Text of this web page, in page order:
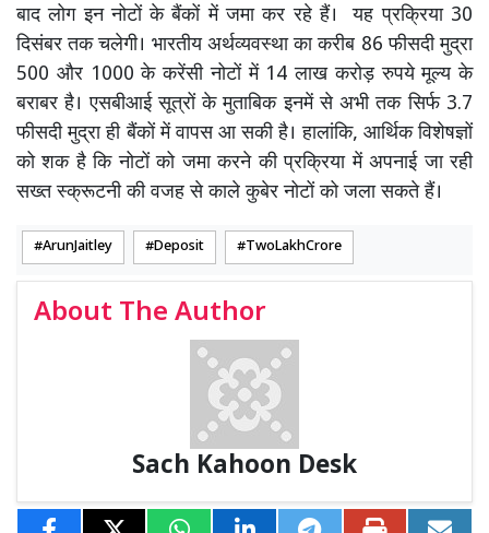
बाद लोग इन नोटों के बैंकों में जमा कर रहे हैं। यह प्रक्रिया 30
दिसंबर तक चलेगी। भारतीय अर्थव्यवस्था का करीब 86 फीसदी मुद्रा
500 और 1000 के करेंसी नोटों में 14 लाख करोड़ रुपये मूल्य के
बराबर है। एसबीआई सूत्रों के मुताबिक इनमें से अभी तक सिर्फ 3.7
फीसदी मुद्रा ही बैंकों में वापस आ सकी है। हालांकि, आर्थिक विशेषज्ञों
को शक है कि नोटों को जमा करने की प्रक्रिया में अपनाई जा रही
सख्त स्क्रूटनी की वजह से काले कुबेर नोटों को जला सकते हैं।
ArunJaitley Deposit TwoLakhCrore
About The Author
Sach Kahoon Desk